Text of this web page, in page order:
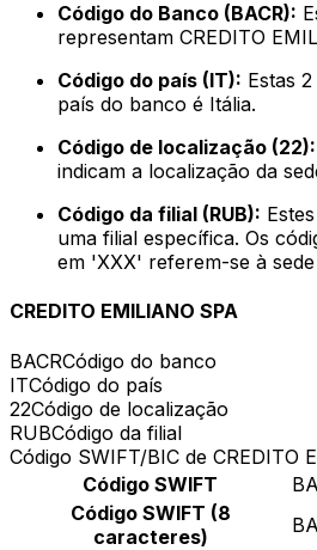
Código do Banco (BACR):
representam CREDITO
Código do país (IT): Estas
país do banco é Itália.
Código de localização (22):
indicam a localização da
Código da filial (RUB):
uma filial específica. Os
em 'XXX' referem-se à
CREDITO EMILIANO SPA
BACRCódigo do banco
ITCódigo do país
22Código de localização
RUBCódigo da filial
Código SWIFT/BIC de CREDITO
Código SWIFT
Código SWIFT (8
caracteres)